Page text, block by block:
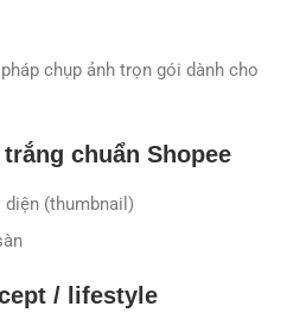
chụp ảnh trọn gói dành cho
chuẩn Shopee
diện (thumbnail)
/ lifestyle